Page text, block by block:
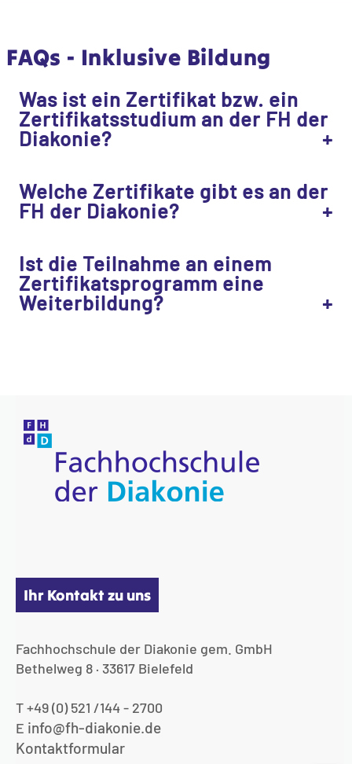
FAQs - Inklusive Bildung
Was ist ein Zertifikat bzw. ein
Zertifikatsstudium an der FH der
Diakonie?
Welche Zertifikate gibt es an der
FH der Diakonie?
Ist die Teilnahme an einem
Zertifikatsprogramm eine
Weiterbildung?
Ihr Kontakt zu uns
Fachhochschule der Diakonie gem. GmbH
Bethelweg 8 · 33617 Bielefeld
T +49 (0) 521 /144 - 2700
E info@fh-diakonie.de
Kontaktformular